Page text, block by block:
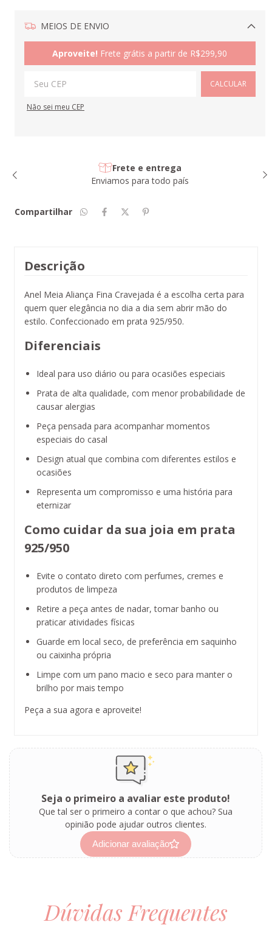
MEIOS DE ENVIO
Aproveite! Frete grátis a partir de R$299,90
CALCULAR
Não sei meu CEP
Frete e entrega
Enviamos para todo país
Compartilhar
Descrição
Anel Meia Aliança Fina Cravejada é a escolha certa para
quem quer elegância no dia a dia sem abrir mão do
estilo. Confeccionado em prata 925/950.
Diferenciais
Ideal para uso diário ou para ocasiões especiais
Prata de alta qualidade, com menor probabilidade de
causar alergias
Peça pensada para acompanhar momentos
especiais do casal
Design atual que combina com diferentes estilos e
ocasiões
Representa um compromisso e uma história para
eternizar
Como cuidar da sua joia em prata
925/950
Evite o contato direto com perfumes, cremes e
produtos de limpeza
Retire a peça antes de nadar, tomar banho ou
praticar atividades físicas
Guarde em local seco, de preferência em saquinho
ou caixinha própria
Limpe com um pano macio e seco para manter o
brilho por mais tempo
Peça a sua agora e aproveite!
Seja o primeiro a avaliar este produto!
Que tal ser o primeiro a contar o que achou? Sua
opinião pode ajudar outros clientes.
Adicionar avaliação
Dúvidas Frequentes